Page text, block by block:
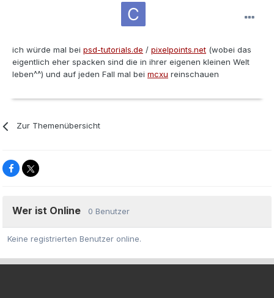
ich würde mal bei psd-tutorials.de / pixelpoints.net (wobei das
eigentlich eher spacken sind die in ihrer eigenen kleinen Welt
leben^^) und auf jeden Fall mal bei mcxu reinschauen
Zur Themenübersicht
Wer ist Online 0 Benutzer
Keine registrierten Benutzer online.